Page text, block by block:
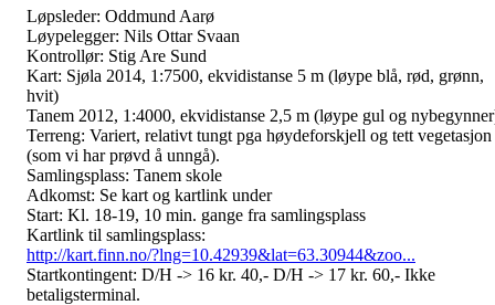
Løpsleder: Oddmund Aarø
Løypelegger: Nils Ottar Svaan
Kontrollør: Stig Are Sund
Kart: Sjøla 2014, 1:7500, ekvidistanse 5 m (løype blå, rød, grønn,
hvit)
Tanem 2012, 1:4000, ekvidistanse 2,5 m (løype gul og
Terreng: Variert, relativt tungt pga høydeforskjell og tett vegetasjon
(som vi har prøvd å unngå).
Samlingsplass: Tanem skole
Adkomst: Se kart og kartlink under
Start: Kl. 18-19, 10 min. gange fra samlingsplass
Kartlink til samlingsplass:
http://kart.finn.no/?lng=10.42939&lat=63.30944&zoo...
Startkontingent: D/H -> 16 kr. 40,- D/H -> 17 kr. 60,- Ikke
betaligsterminal.